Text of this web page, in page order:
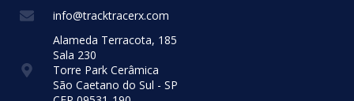
info@tracktracerx.com
Alameda Terracota, 185
Sala 230
Torre Park Cerâmica
São Caetano do Sul - SP